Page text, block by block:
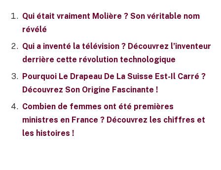
Qui était vraiment Molière ? Son véritable nom
révélé
Qui a inventé la télévision ? Découvrez l’inventeur
derrière cette révolution technologique
Pourquoi Le Drapeau De La Suisse Est-Il Carré ?
Découvrez Son Origine Fascinante !
Combien de femmes ont été premières
ministres en France ? Découvrez les chiffres et
les histoires !